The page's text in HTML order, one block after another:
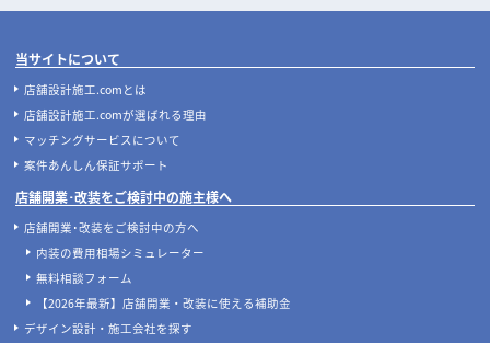
当サイトについて
店舗設計施工.comとは
店舗設計施工.comが選ばれる理由
マッチングサービスについて
案件あんしん保証サポート
店舗開業･改装をご検討中の施主様へ
店舗開業･改装をご検討中の方へ
内装の費用相場シミュレーター
無料相談フォーム
【2026年最新】店舗開業・改装に使える補助金
デザイン設計・施工会社を探す